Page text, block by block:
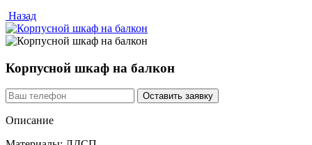
Назад
Корпусной шкаф на балкон
Описание